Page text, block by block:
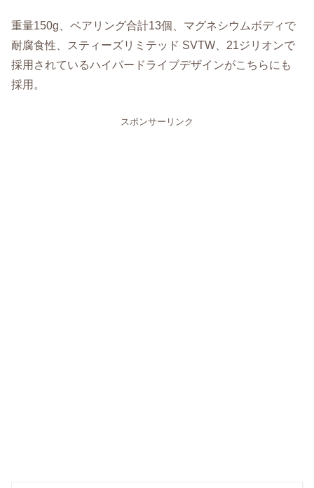
重量150g、ベアリング合計13個、マグネシウムボディで
耐腐食性、スティーズリミテッド SVTW、21ジリオンで
採用されているハイパードライブデザインがこちらにも
採用。
スポンサーリンク